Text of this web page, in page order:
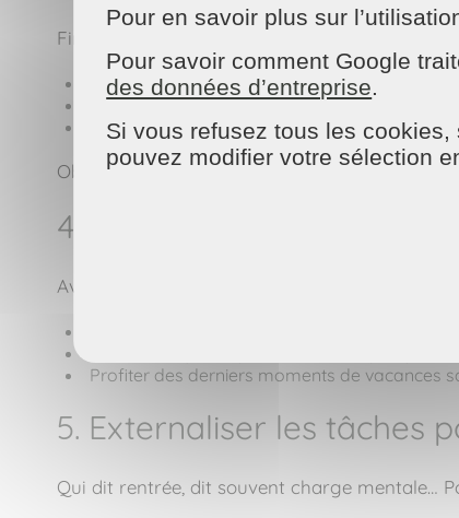
Finies les grasses matinées et les repas à
Réajuster les heures de coucher une semaine
Reprendre des repas réguliers
Réduire un peu les écrans en soirée
Objectif : se remettre en mode « rentrée » en
4. Prendre soin de soi
Avant de replonger dans les agendas
Profiter des derniers moments de vacances
5. Externaliser les tâches
Qui dit rentrée, dit souvent charge mentale…
Pour en savoir plus sur
Pour savoir comment Google
des données d’entreprise
Si vous refusez tous les
pouvez modifier votre sélection